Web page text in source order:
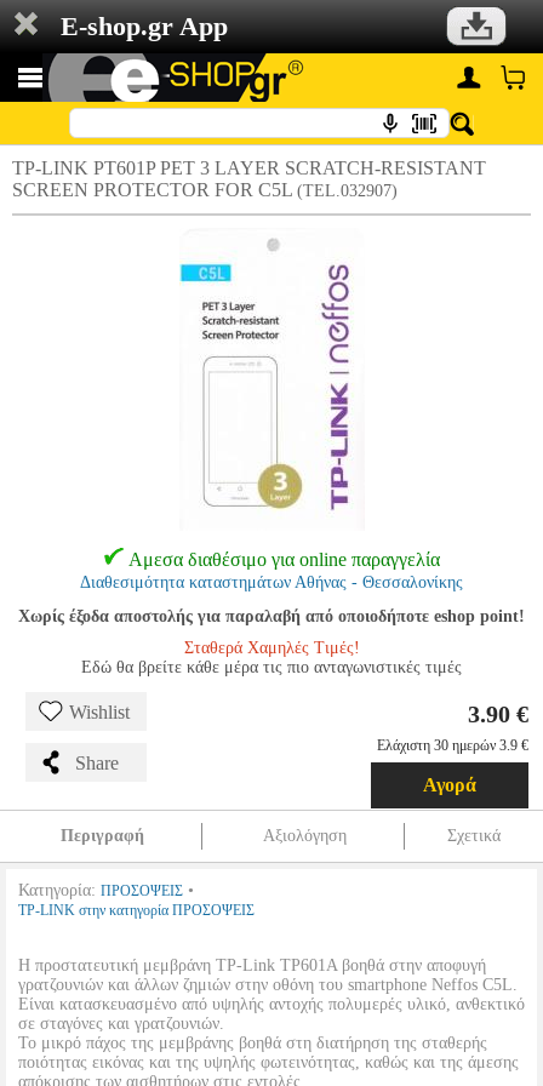
E-shop.gr App
TP-LINK PT601P PET 3 LAYER SCRATCH-RESISTANT
SCREEN PROTECTOR FOR C5L (TEL.032907)
Αμεσα διαθέσιμο για online παραγγελία
Διαθεσιμότητα καταστημάτων Αθήνας - Θεσσαλονίκης
Χωρίς έξοδα αποστολής για παραλαβή από οποιοδήποτε eshop point!
Σταθερά Χαμηλές Τιμές!
Εδώ θα βρείτε κάθε μέρα τις πιο ανταγωνιστικές τιμές
Wishlist
Share
3.90 €
Ελάχιστη 30 ημερών 3.9 €
Αγορά
Περιγραφή Αξιολόγηση Σχετικά
Κατηγορία: ΠΡΟΣΟΨΕΙΣ •
TP-LINK στην κατηγορία ΠΡΟΣΟΨΕΙΣ
Η προστατευτική μεμβράνη TP-Link TP601A βοηθά στην αποφυγή
γρατζουνιών και άλλων ζημιών στην οθόνη του smartphone Neffos C5L.
Είναι κατασκευασμένο από υψηλής αντοχής πολυμερές υλικό, ανθεκτικό
σε σταγόνες και γρατζουνιών.
Το μικρό πάχος της μεμβράνης βοηθά στη διατήρηση της σταθερής
ποιότητας εικόνας και της υψηλής φωτεινότητας, καθώς και της άμεσης
απόκρισης των αισθητήρων στις εντολές.